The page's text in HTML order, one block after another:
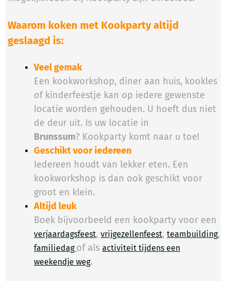
Waarom koken met Kookparty altijd
geslaagd is:
Veel gemak
Een kookworkshop, diner aan huis, kookles
of kinderfeestje kan op iedere gewenste
locatie worden gehouden. U hoeft dus niet
de deur uit. Is uw locatie in
Brunssum? Kookparty komt naar u toe!
Geschikt voor iedereen
Iedereen houdt van lekker eten. Een
kookworkshop is dan ook geschikt voor
groot en klein.
Altijd leuk
Boek bijvoorbeeld een kookparty voor een
verjaardagsfeest, vrijgezellenfeest, teambuilding,
familiedag of als activiteit tijdens een
weekendje weg.